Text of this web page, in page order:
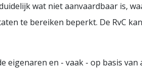
wat niet aanvaardbaar is,
te bereiken beperkt. De RvC
en - vaak - op basis